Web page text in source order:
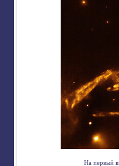
На первый